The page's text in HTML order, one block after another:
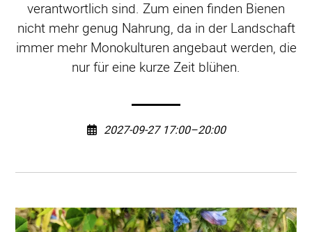
verantwortlich sind. Zum einen finden Bienen
nicht mehr genug Nahrung, da in der Landschaft
immer mehr Monokulturen angebaut werden, die
nur für eine kurze Zeit blühen.
2027-09-27 17:00–20:00